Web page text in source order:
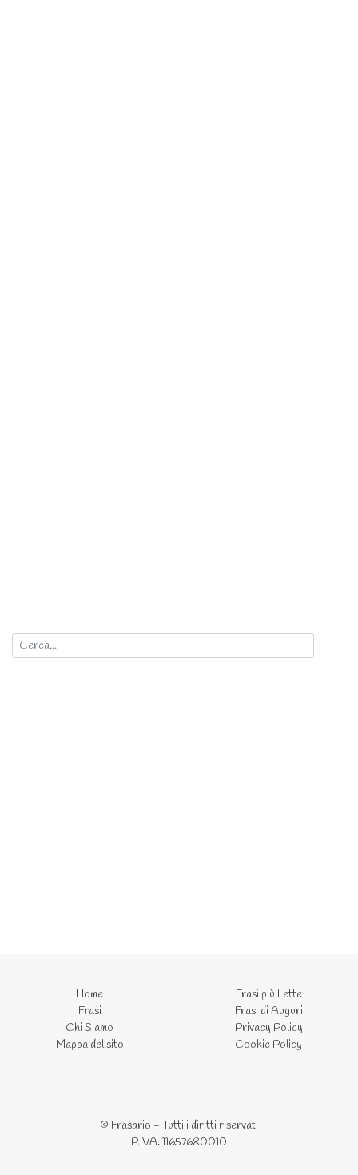
Home
Frasi
Frasi più Lette
Frasi di Auguri
Chi Siamo
Mappa del sito
Privacy Policy
Cookie Policy
© Frasario - Tutti i diritti riservati
P.IVA: 11657680010